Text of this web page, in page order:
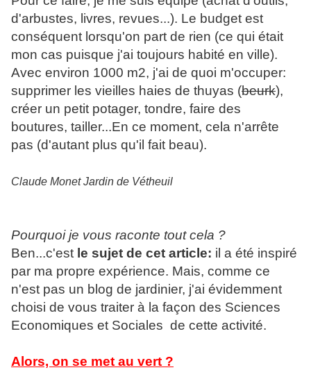
d'arbustes, livres, revues...). Le budget est
conséquent lorsqu'on part de rien (ce qui était
mon cas puisque j'ai toujours habité en ville).
Avec environ 1000 m2, j'ai de quoi m'occuper:
supprimer les vieilles haies de thuyas (beurk),
créer un petit potager, tondre, faire des
boutures, tailler...En ce moment, cela n'arrête
pas (d'autant plus qu'il fait beau).
Claude Monet Jardin de Vétheuil
Pourquoi je vous raconte tout cela ?
Ben...c'est le sujet de cet article: il a été inspiré
par ma propre expérience. Mais, comme ce
n'est pas un blog de jardinier, j'ai évidemment
choisi de vous traiter à la façon des Sciences
Economiques et Sociales de cette activité.
Alors, on se met au vert ?